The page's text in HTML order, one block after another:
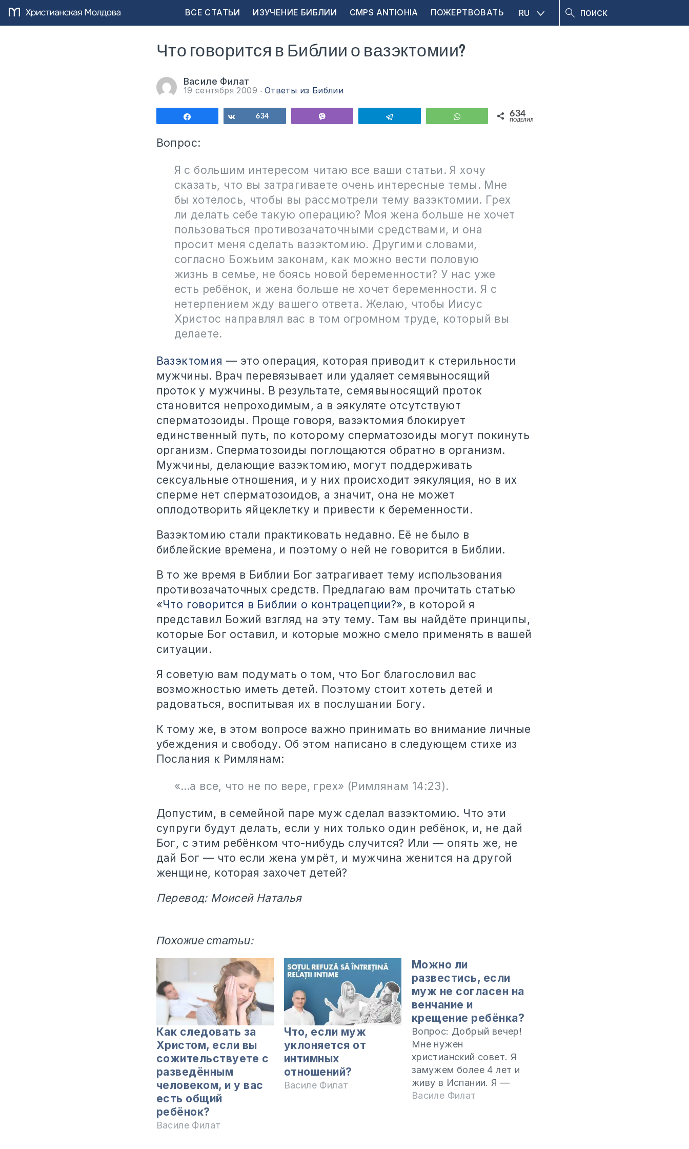
ВСЕ СТАТЬИ ИЗУЧЕНИЕ БИБЛИИ CMPS ANTIOHIA ПОЖЕРТВОВАТЬ RU
Что говорится в Библии о вазэктомии?
Василе Филат
19 сентября 2009 Ответы из Библии
Поделиться Поделиться
634 WhatsApp 634
ПОДЕЛИЛИСЬ
Вопрос:
Я с большим интересом читаю все ваши статьи. Я хочу
сказать, что вы затрагиваете очень интересные темы. Мне
бы хотелось, чтобы вы рассмотрели тему вазэктомии. Грех
ли делать себе такую операцию? Моя жена больше не хочет
пользоваться противозачаточными средствами, и она
просит меня сделать вазэктомию. Другими словами,
согласно Божьим законам, как можно вести половую
жизнь в семье, не боясь новой беременности? У нас уже
есть ребёнок, и жена больше не хочет беременности. Я с
нетерпением жду вашего ответа. Желаю, чтобы Иисус
Христос направлял вас в том огромном труде, который вы
делаете.
Вазэктомия — это операция, которая приводит к стерильности
мужчины. Врач перевязывает или удаляет семявыносящий
проток у мужчины. В результате, семявыносящий проток
становится непроходимым, а в эякуляте отсутствуют
сперматозоиды. Проще говоря, вазэктомия блокирует
единственный путь, по которому сперматозоиды могут покинуть
организм. Сперматозоиды поглощаются обратно в организм.
Мужчины, делающие вазэктомию, могут поддерживать
сексуальные отношения, и у них происходит эякуляция, но в их
сперме нет сперматозоидов, а значит, она не может
оплодотворить яйцеклетку и привести к беременности.
Вазэктомию стали практиковать недавно. Её не было в
библейские времена, и поэтому о ней не говорится в Библии.
В то же время в Библии Бог затрагивает тему использования
противозачаточных средств. Предлагаю вам прочитать статью
«Что говорится в Библии о контрацепции?», в которой я
представил Божий взгляд на эту тему. Там вы найдёте принципы,
которые Бог оставил, и которые можно смело применять в вашей
ситуации.
Я советую вам подумать о том, что Бог благословил вас
возможностью иметь детей. Поэтому стоит хотеть детей и
радоваться, воспитывая их в послушании Богу.
К тому же, в этом вопросе важно принимать во внимание личные
убеждения и свободу. Об этом написано в следующем стихе из
Послания к Римлянам:
«…а все, что не по вере, грех» (Римлянам 14:23).
Допустим, в семейной паре муж сделал вазэктомию. Что эти
супруги будут делать, если у них только один ребёнок, и, не дай
Бог, с этим ребёнком что-нибудь случится? Или — опять же, не
дай Бог — что если жена умрёт, и мужчина женится на другой
женщине, которая захочет детей?
Перевод: Моисей Наталья
Похожие статьи:
Как следовать за
Христом, если вы
сожительствуете с
разведённым
человеком, и у вас
есть общий
ребёнок?
Василе Филат
Что, если муж
уклоняется от
интимных
отношений?
Василе Филат
Можно ли
развестись, если
муж не согласен на
венчание и
крещение ребёнка?
Вопрос: Добрый вечер!
Мне нужен
христианский совет. Я
замужем более 4 лет и
живу в Испании. Я —
гражданка Республики
Василе Филат